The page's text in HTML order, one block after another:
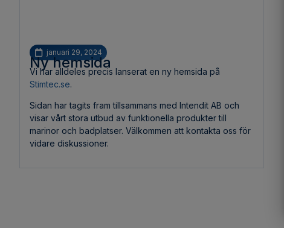
januari 29, 2024
Ny hemsida
Vi har alldeles precis lanserat en ny hemsida på
Stimtec.se.
Sidan har tagits fram tillsammans med Intendit AB och
visar vårt stora utbud av funktionella produkter till
marinor och badplatser. Välkommen att kontakta oss för
vidare diskussioner.